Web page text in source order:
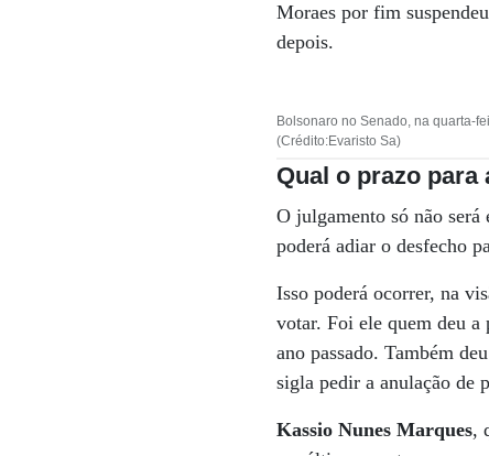
Moraes por fim
depois.
Bolsonaro no Senado, na quarta-
(Crédito:Evaristo Sa)
Qual o prazo para
O julgamento só não
poderá adiar o desfecho
Isso poderá ocorrer, na
votar. Foi ele quem deu
ano passado. Também
sigla pedir a anulação de
Kassio Nunes Marques,